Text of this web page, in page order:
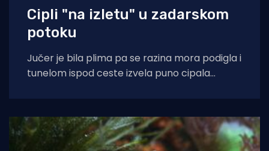
Cipli "na izletu" u zadarskom
potoku
Jučer je bila plima pa se razina mora podigla i
tunelom ispod ceste izvela puno cipala